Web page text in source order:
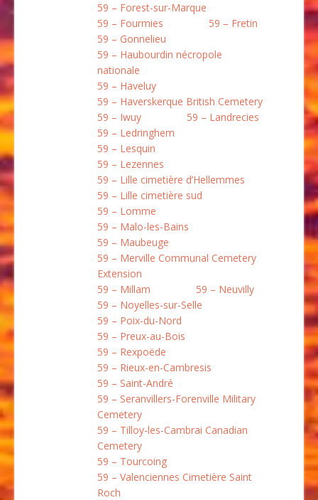
59 – Forest-sur-Marque
59 – Fourmies
59 – Fretin
59 – Gonnelieu
59 – Haubourdin nécropole
nationale
59 – Haveluy
59 – Haverskerque British Cemetery
59 – Iwuy
59 – Landrecies
59 – Ledringhem
59 – Lesquin
59 – Lezennes
59 – Lille cimetière d’Hellemmes
59 – Lille cimetière sud
59 – Lomme
59 – Malo-les-Bains
59 – Maubeuge
59 – Merville Communal Cemetery
Extension
59 – Millam
59 – Neuvilly
59 – Noyelles-sur-Selle
59 – Poix-du-Nord
59 – Preux-au-Bois
59 – Rexpoëde
59 – Rieux-en-Cambresis
59 – Saint-André
59 – Seranvillers-Forenville Military
Cemetery
59 – Tilloy-les-Cambrai Canadian
Cemetery
59 – Tourcoing
59 – Valenciennes Cimetière Saint
Roch